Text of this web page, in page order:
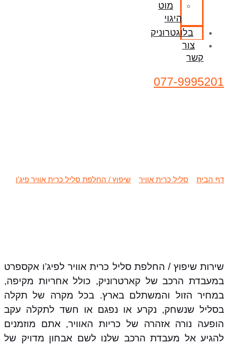
מוט
היגוי
בלוגטרוניק
צור
קשר
077-9995201
דף הבית סליל כרית אוויר שיפוץ / החלפת סליל כרית אוויר פיג'ו
שירות שיפוץ / החלפת סליל כרית אוויר לפיג’ו אקספרט
במעבדת הרכב של קארטרוניק, כולל אחריות מקיפה,
במחיר הזול והמשתלם בארץ. בכל מקרה של תקלה
בסליל שנשחק, נקרע או נפגם או חשד לתקלה עקב
הופעה נורה אזהרה של כריות האוויר, אתם מוזמנים
להגיע אל מעבדת הרכב שלנו לשם אבחון מדויק של